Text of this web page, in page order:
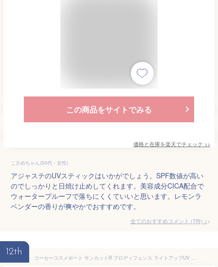
この商品をサイトでみる
価格と在庫を楽天でチェック >>
こさめちゃん(50代・女性)
アジャステのUVスティックはいかがでしょう。SPF数値が高い
のでしっかりと日焼け止めしてくれます。美容成分CICA配合で
ウォータープルーフで落ちにくくていいと思います。レモンラ
ベンダーの香りが爽やかでおすすめです。
全てのおすすめコメント (7件) >
12th
コーセーコスメポート サンカットR プロディフェンス ライトアップUV スティック 20g SPF50+・PA++++